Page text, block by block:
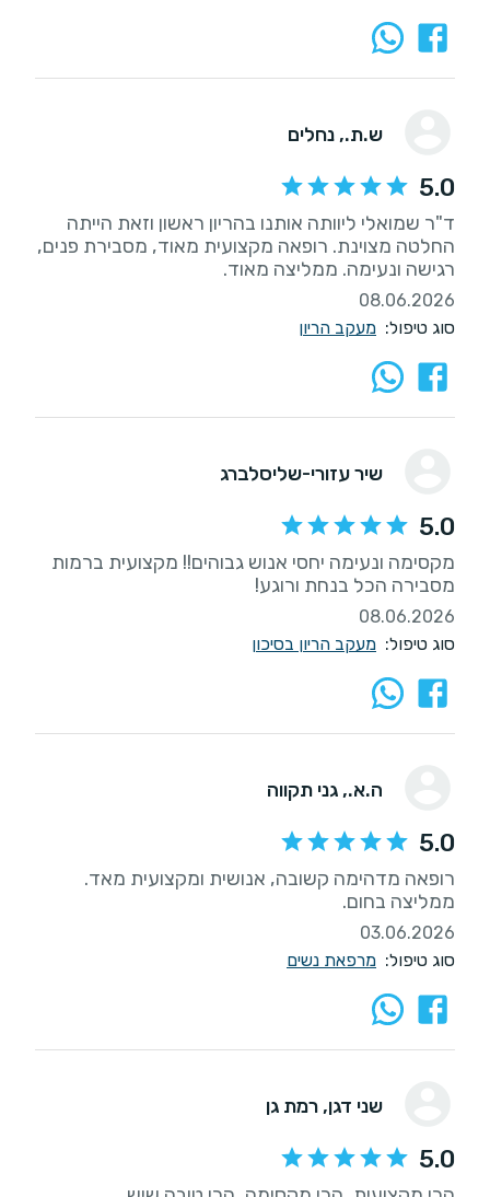
ש.ת., נחלים
5.0
ד"ר שמואלי ליוותה אותנו בהריון ראשון וזאת הייתה
החלטה מצוינת. רופאה מקצועית מאוד, מסבירת פנים,
רגישה ונעימה. ממליצה מאוד.
08.06.2026
סוג טיפול: מעקב הריון
שיר עזורי-שליסלברג
5.0
מקסימה ונעימה יחסי אנוש גבוהים!! מקצועית ברמות
מסבירה הכל בנחת ורוגע!
08.06.2026
סוג טיפול: מעקב הריון בסיכון
ה.א., גני תקווה
5.0
רופאה מדהימה קשובה, אנושית ומקצועית מאד.
ממליצה בחום.
03.06.2026
סוג טיפול: מרפאת נשים
שני דגן, רמת גן
5.0